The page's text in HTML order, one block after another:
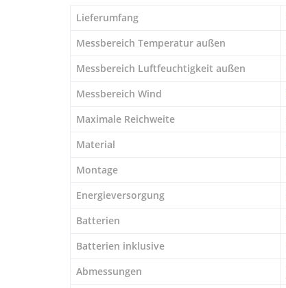
Lieferumfang
Messbereich Temperatur außen
Messbereich Luftfeuchtigkeit außen
Messbereich Wind
Maximale Reichweite
Material
Montage
Energieversorgung
Batterien
Batterien inklusive
Abmessungen